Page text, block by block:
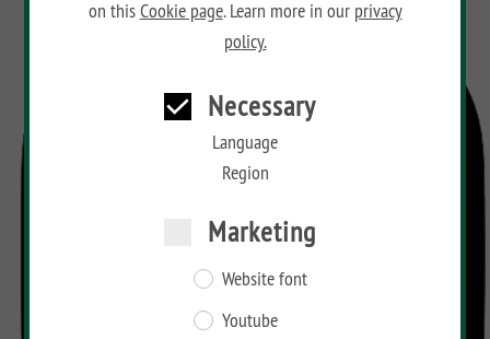
on thisCookie page. Learn more in our privacy
policy.
Necessary
Language
Region
Marketing
Website font
Youtube